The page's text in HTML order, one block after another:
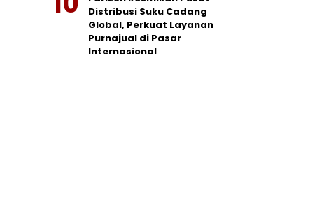
Distribusi Suku Cadang
Global, Perkuat Layanan
Purnajual di Pasar
Internasional